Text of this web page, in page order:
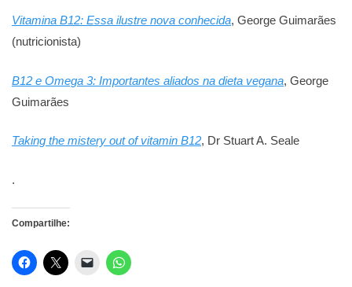
Vitamina B12: Essa ilustre nova conhecida, George Guimarães
(nutricionista)
B12 e Omega 3: Importantes aliados na dieta vegana, George
Guimarães
Taking the mistery out of vitamin B12, Dr Stuart A. Seale
.
Compartilhe: